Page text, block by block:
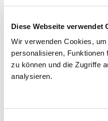
Diese Webseite verwendet
Wir verwenden Cookies,
personalisieren, Funktionen
zu können und die Zugriffe
analysieren.